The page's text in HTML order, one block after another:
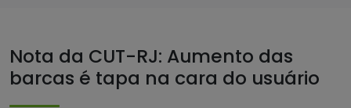
Nota da CUT-RJ: Aumento das
barcas é tapa na cara do usuário